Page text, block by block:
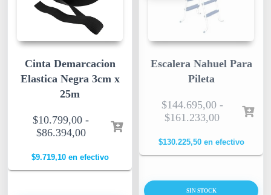
Escalera Nahuel Para
Pileta
$144.695,00 -
$161.233,00
$130.225,50en efectivo
SIN STOCK
Cinta Demarcacion
Elastica Negra 3cm x
25m
$10.799,00 -
$86.394,00
$9.719,10en efectivo